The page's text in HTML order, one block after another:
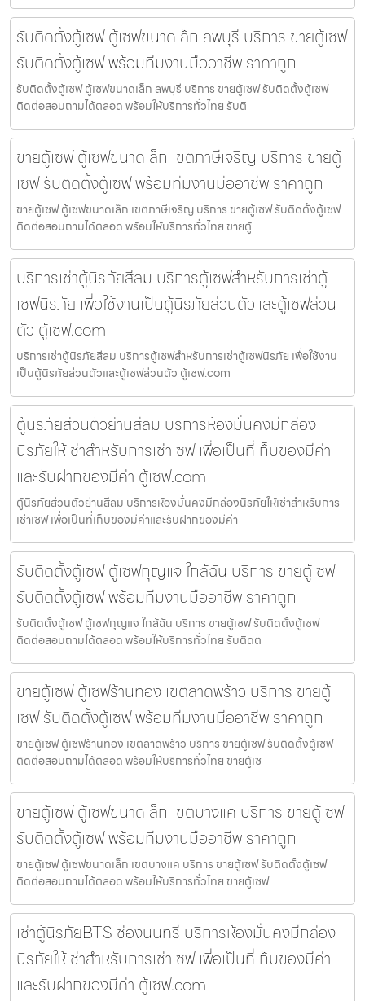
รับติดตั้งตู้เซฟ ตู้เซฟขนาดเล็ก ลพบุรี บริการ ขายตู้เซฟ
รับติดตั้งตู้เซฟ พร้อมทีมงานมืออาชีพ ราคาถูก
รับติดตั้งตู้เซฟ ตู้เซฟขนาดเล็ก ลพบุรี บริการ ขายตู้เซฟ รับติดตั้งตู้เซฟ
ติดต่อสอบถามได้ตลอด พร้อมให้บริการทั่วไทย รับติ
ขายตู้เซฟ ตู้เซฟขนาดเล็ก เขตภาษีเจริญ บริการ ขายตู้
เซฟ รับติดตั้งตู้เซฟ พร้อมทีมงานมืออาชีพ ราคาถูก
ขายตู้เซฟ ตู้เซฟขนาดเล็ก เขตภาษีเจริญ บริการ ขายตู้เซฟ รับติดตั้งตู้เซฟ
ติดต่อสอบถามได้ตลอด พร้อมให้บริการทั่วไทย ขายตู้
บริการเช่าตู้นิรภัยสีลม บริการตู้เซฟสำหรับการเช่าตู้
เซฟนิรภัย เพื่อใช้งานเป็นตู้นิรภัยส่วนตัวและตู้เซฟส่วน
ตัว ตู้เซฟ.com
บริการเช่าตู้นิรภัยสีลม บริการตู้เซฟสำหรับการเช่าตู้เซฟนิรภัย เพื่อใช้งาน
เป็นตู้นิรภัยส่วนตัวและตู้เซฟส่วนตัว ตู้เซฟ.com
ตู้นิรภัยส่วนตัวย่านสีลม บริการห้องมั่นคงมีกล่อง
นิรภัยให้เช่าสำหรับการเช่าเซฟ เพื่อเป็นที่เก็บของมีค่า
และรับฝากของมีค่า ตู้เซฟ.com
ตู้นิรภัยส่วนตัวย่านสีลม บริการห้องมั่นคงมีกล่องนิรภัยให้เช่าสำหรับการ
เช่าเซฟ เพื่อเป็นที่เก็บของมีค่าและรับฝากของมีค่า
รับติดตั้งตู้เซฟ ตู้เซฟกุญแจ ใกล้ฉัน บริการ ขายตู้เซฟ
รับติดตั้งตู้เซฟ พร้อมทีมงานมืออาชีพ ราคาถูก
รับติดตั้งตู้เซฟ ตู้เซฟกุญแจ ใกล้ฉัน บริการ ขายตู้เซฟ รับติดตั้งตู้เซฟ
ติดต่อสอบถามได้ตลอด พร้อมให้บริการทั่วไทย รับติดต
ขายตู้เซฟ ตู้เซฟร้านทอง เขตลาดพร้าว บริการ ขายตู้
เซฟ รับติดตั้งตู้เซฟ พร้อมทีมงานมืออาชีพ ราคาถูก
ขายตู้เซฟ ตู้เซฟร้านทอง เขตลาดพร้าว บริการ ขายตู้เซฟ รับติดตั้งตู้เซฟ
ติดต่อสอบถามได้ตลอด พร้อมให้บริการทั่วไทย ขายตู้เซ
ขายตู้เซฟ ตู้เซฟขนาดเล็ก เขตบางแค บริการ ขายตู้เซฟ
รับติดตั้งตู้เซฟ พร้อมทีมงานมืออาชีพ ราคาถูก
ขายตู้เซฟ ตู้เซฟขนาดเล็ก เขตบางแค บริการ ขายตู้เซฟ รับติดตั้งตู้เซฟ
ติดต่อสอบถามได้ตลอด พร้อมให้บริการทั่วไทย ขายตู้เซฟ
เช่าตู้นิรภัยBTS ช่องนนทรี บริการห้องมั่นคงมีกล่อง
นิรภัยให้เช่าสำหรับการเช่าเซฟ เพื่อเป็นที่เก็บของมีค่า
และรับฝากของมีค่า ตู้เซฟ.com